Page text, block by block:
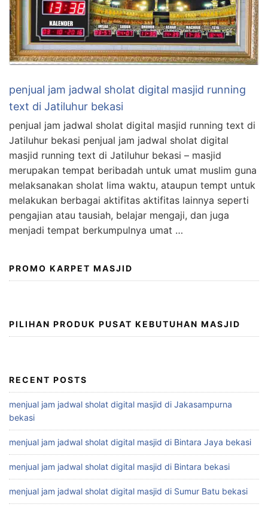
penjual jam jadwal sholat digital masjid running
text di Jatiluhur bekasi
penjual jam jadwal sholat digital masjid running text di
Jatiluhur bekasi penjual jam jadwal sholat digital
masjid running text di Jatiluhur bekasi – masjid
merupakan tempat beribadah untuk umat muslim guna
melaksanakan sholat lima waktu, ataupun tempt untuk
melakukan berbagai aktifitas aktifitas lainnya seperti
pengajian atau tausiah, belajar mengaji, dan juga
menjadi tempat berkumpulnya umat …
PROMO KARPET MASJID
PILIHAN PRODUK PUSAT KEBUTUHAN MASJID
RECENT POSTS
menjual jam jadwal sholat digital masjid di Jakasampurna
bekasi
menjual jam jadwal sholat digital masjid di Bintara Jaya bekasi
menjual jam jadwal sholat digital masjid di Bintara bekasi
menjual jam jadwal sholat digital masjid di Sumur Batu bekasi